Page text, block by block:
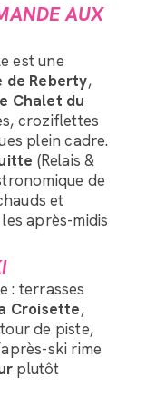
AUX
est une
de Reberty,
Chalet du
croziflettes
plein cadre.
(Relais &
de
et
après-midis
: terrasses
Croisette,
de piste,
ski rime
plutôt